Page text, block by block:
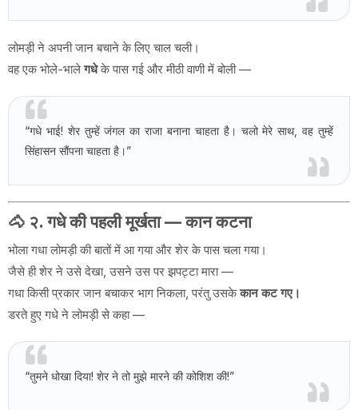
लोमड़ी ने अपनी जान बचाने के लिए चाल चली।
वह एक भोले-भालेगधेके पास गई और मीठी वाणी में बोली —
“गधे भाई! शेर तुम्हें जंगल का राजा बनाना चाहता है। चलो मेरे साथ, वह तुम्हें
सिंहासन सौंपना चाहता है।”
🐴 २. गधे की पहली मूर्खता — कान कटना
भोला गधा लोमड़ी की बातों में आ गया और शेर के पास चला गया।
जैसे ही शेर ने उसे देखा, उसने उस पर झपट्टा मारा —
गधा किसी प्रकार जान बचाकर भाग निकला, परंतु उसकेकान कट गए।
डरते हुए गधे ने लोमड़ी से कहा —
“तुमने धोखा दिया! शेर ने तो मुझे मारने की कोशिश की!”